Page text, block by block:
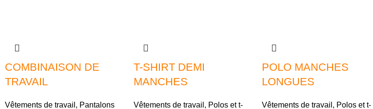
COMBINAISON DE
TRAVAIL
Vêtements de travail , Pantalons
T-SHIRT DEMI
MANCHES
Vêtements de travail , Polos et t-
POLO MANCHES
LONGUES
Vêtements de travail , Polos et t-